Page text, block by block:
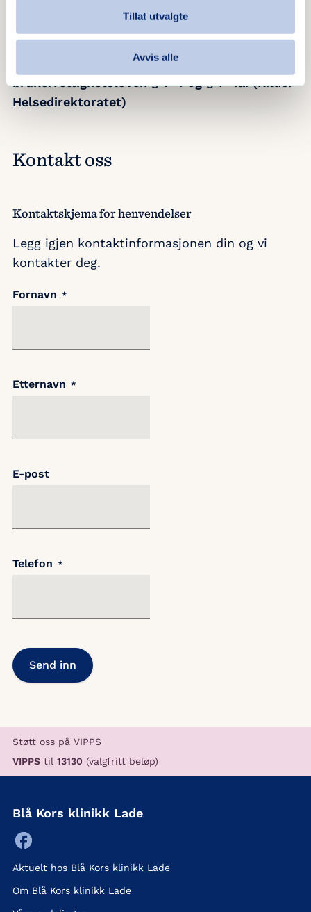
Tillat utvalgte
Avvis alle
Rett til å be statsforvalteren om å vurdere
om det er begått feil i forbindelse med
behandlingen av deg, går fram av pasient- og
brukerrettighetsloven § 7-4 og § 7-4a. (Kilde:
Helsedirektoratet)
Kontakt oss
Kontaktskjema for henvendelser
Legg igjen kontaktinformasjonen din og vi
kontakter deg.
Fornavn *
Etternavn *
E-post
Telefon *
Støtt oss på VIPPS
VIPPS til 13130 (valgfritt beløp)
Blå Kors klinikk Lade
Aktuelt hos Blå Kors klinikk Lade
Om Blå Kors klinikk Lade